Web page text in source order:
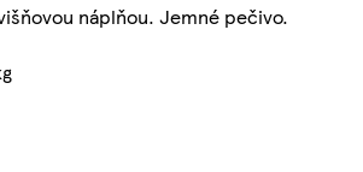
náplňou. Jemné pečivo.